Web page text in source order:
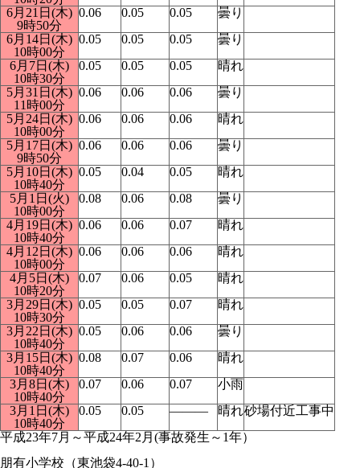
6月21日(木)
9時50分
0.06 0.05 0.05
曇り
6月14日(木)
10時00分
0.05 0.05 0.05
曇り
6月7日(木)
10時30分
0.05 0.05 0.05
晴れ
5月31日(木)
11時00分
0.06 0.06 0.06
曇り
5月24日(木)
10時00分
0.06 0.06 0.06
晴れ
5月17日(木)
9時50分
0.06 0.06 0.06
曇り
5月10日(木)
10時40分
0.05 0.04 0.05
晴れ
5月1日(火)
10時00分
0.08 0.06 0.08
曇り
4月19日(木)
10時40分
0.06 0.06 0.07
晴れ
4月12日(木)
10時00分
0.06 0.06 0.06
晴れ
4月5日(木)
10時20分
0.07 0.06 0.05
晴れ
3月29日(木)
10時30分
0.05 0.05 0.07
晴れ
3月22日(木)
10時40分
0.05 0.06 0.06
曇り
3月15日(木)
10時40分
0.08 0.07 0.06
晴れ
3月8日(木)
10時40分
0.07 0.06 0.07
小雨
3月1日(木)
10時40分
0.05 0.05 ――― 晴れ砂場付近工事中
平成23年7月～平成24年2月(事故発生～1年）
朋有小学校（東池袋4-40-1）